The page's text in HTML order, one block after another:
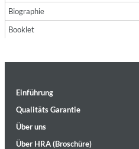
Biographie
Booklet
Einführung
Qualitäts Garantie
Über uns
Über HRA (Broschüre)